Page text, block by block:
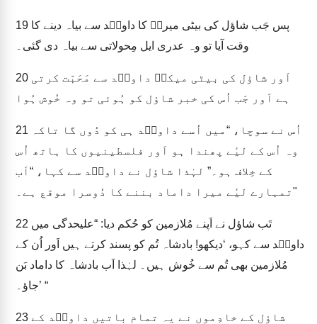
19
وقت آیا تو وہ عدری ایل مِحولاتی سے بیاہ دی گئی۔
20
ہے اَور جَب اُس کی خبر شاؤل کو ہُوئی تو وہ خُوش ہُوا
21
وہ اُس کے لیٔے پھندا ہو اَور فلسطینیوں کا ہاتھ اُس
کے خِلاف ہو۔” لہٰذا شاؤل نے داویؔد سے کہا، “اَب
تمہارے لیٔے میرا داماد بننے کا دُوسرا موقع ہے۔"
22
داویؔد سے کہو، ‘دیکھو! بادشاہ تُم کو پسند کرتے ہیں اَور اُن کے
مُلازمین بھی تُم سے خُوش ہیں۔ لہٰذا اَب بادشاہ کا داماد بَن
جاؤ۔’ “
23